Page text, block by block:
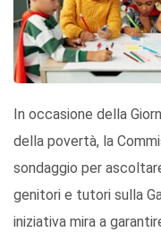
In occasione della
della povertà, la
sondaggio per
genitori e tutori sulla
iniziativa mira a